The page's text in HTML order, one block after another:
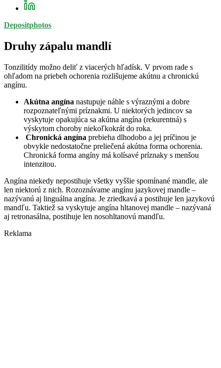
Depositphotos
Druhy zápalu mandlí
Tonzilitídy možno deliť z viacerých hľadísk. V prvom rade s
ohľadom na priebeh ochorenia rozlišujeme akútnu a chronickú
angínu.
Akútna angína nastupuje náhle s výraznými a dobre
rozpoznateľnými príznakmi. U niektorých jedincov sa
vyskytuje opakujúca sa akútna angína (rekurentná) s
výskytom choroby niekoľkokrát do roka.
Chronická angína prebieha dlhodobo a jej príčinou je
obvykle nedostatočne preliečená akútna forma ochorenia.
Chronická forma angíny má kolísavé príznaky s menšou
intenzitou.
Angína niekedy nepostihuje všetky vyššie spomínané mandle, ale
len niektorú z nich. Rozoznávame angínu jazykovej mandle –
nazývanú aj linguálna angína. Je zriedkavá a postihuje len jazykovú
mandľu. Taktiež sa vyskytuje angína hltanovej mandle – nazývaná
aj retronasálna, postihuje len nosohltanovú mandľu.
Reklama